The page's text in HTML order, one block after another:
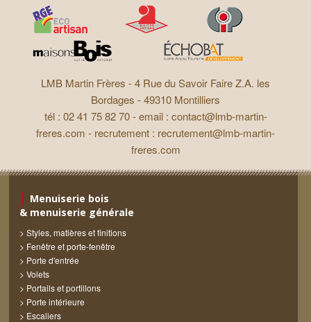
LMB Martin Frères -4 Rue du Savoir Faire Z.A. les
Bordages - 49310 Montilliers
tél : 02 41 75 82 70 - email : contact@lmb-martin-
freres.com - recrutement : recrutement@lmb-martin-
freres.com
Menuiserie bois
& menuiserie générale
Styles, matières et finitions
Fenêtre et porte-fenêtre
Porte d'entrée
Volets
Portails et portillons
Porte intérieure
Escaliers